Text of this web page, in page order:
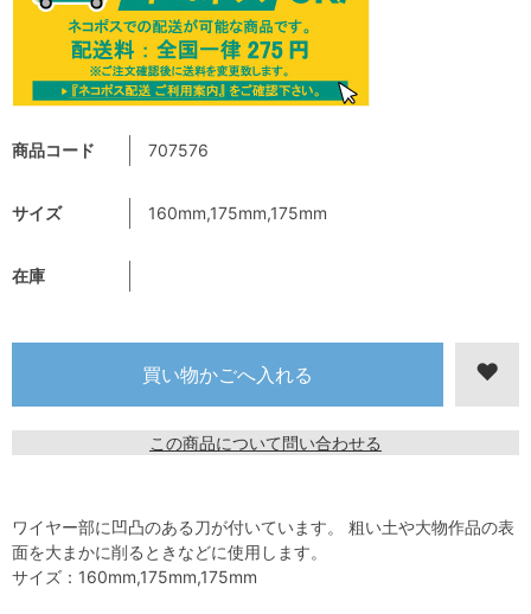
商品コード 707576
サイズ 160mm,175mm,175mm
在庫
この商品について問い合わせる
ワイヤー部に凹凸のある刀が付いています。 粗い土や大物作品の表
面を大まかに削るときなどに使用します。
サイズ：160mm,175mm,175mm